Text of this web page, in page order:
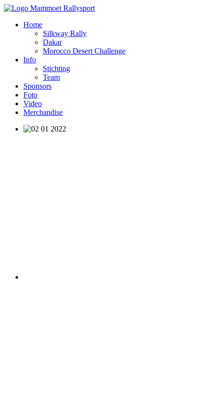
Home
Silkway Rally
Dakar
Morocco Desert Challenge
Info
Stichting
Team
Sponsors
Foto
Video
Merchandise